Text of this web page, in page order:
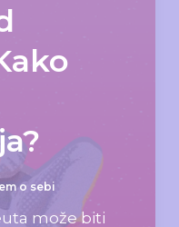
o sebi
može biti